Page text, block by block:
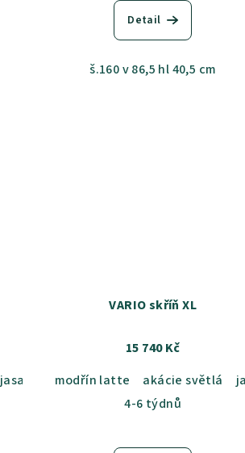
Detail
š.160 v 86,5 hl 40,5 cm
jasan šedý dub sametový dub kansas
VARIO skříň XL
15 740 Kč
modřín latte
akácie světlá
4-6 týdnů